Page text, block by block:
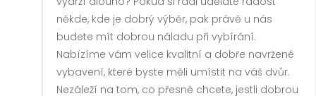
někde, kde je dobrý výběr, pak právě u nás
budete mít dobrou náladu při vybírání.
Nabízíme vám velice kvalitní a dobře navržené
vybavení, které byste měli umístit na váš dvůr.
Nezáleží na tom, co přesně chcete, jestli dobrou